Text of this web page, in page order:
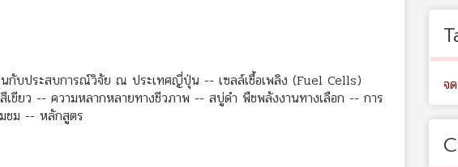
กับประสบการณ์วิจัย ณ ประเทศญี่ปุ่น -- เซลล์เชื้อเพลิง (Fuel Cells)
สีเขียว -- ความหลากหลายทางชีวภาพ -- สบู่ดำ พืชพลังงานทางเลือก -- การ
ชม -- หลักสูตร
จ